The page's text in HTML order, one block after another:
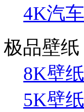
4K汽车
极品壁纸
8K壁纸
5K壁纸